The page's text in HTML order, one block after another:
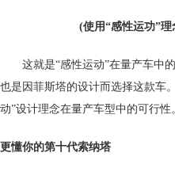
(使用“感性运功”
这就是“感性运动”在量产车中
也是因菲斯塔的设计而选择这款车
动”设计理念在量产车型中的可行性
更懂你的第十代索纳塔